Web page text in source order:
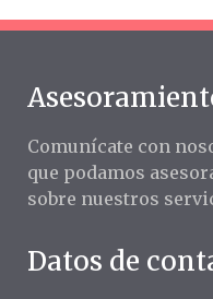
Comunícate con
que podamos
sobre nuestros
Datos de